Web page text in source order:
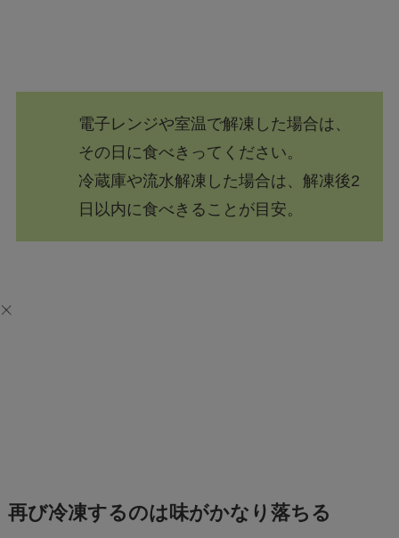
電子レンジや室温で解凍した場合は、
その日に食べきってください。
冷蔵庫や流水解凍した場合は、解凍後2
日以内に食べきることが目安。
再び冷凍するのは味がかなり落ちる